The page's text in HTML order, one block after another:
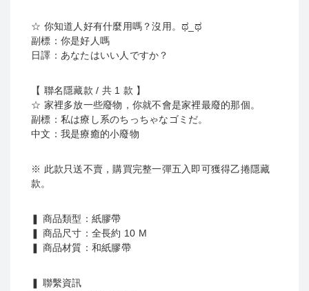
☆ 你知道人好有什麼用嗎？沒用。ಥ_ಥ
副標：你是好人嗎
日譯：あなたはいい人ですか？
【 聯名隱藏款 / 共 1 款 】
☆ 家裡多放一些廢物，你就不會是家裡最廢的那個。
副標：私は療し系のちっちゃなゴミだ。
中文：我是療癒的小廢物
※ 此款只送不賣，購買完整一彈五入即可獲得乙捲隱藏
款。
❚ 商品類型：紙膠帶
❚ 商品尺寸：全長約 10 M
❚ 商品材質：和紙膠帶
❚ 聯繫資訊